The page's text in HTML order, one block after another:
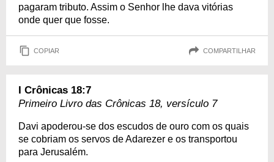
pagaram tributo. Assim o Senhor lhe dava vitórias
onde quer que fosse.
COPIAR COMPARTILHAR
I Crônicas 18:7
Primeiro Livro das Crônicas 18, versículo 7
Davi apoderou-se dos escudos de ouro com os quais
se cobriam os servos de Adarezer e os transportou
para Jerusalém.